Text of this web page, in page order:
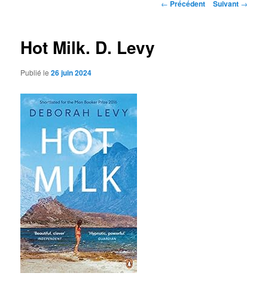
← Précédent Suivant →
Hot Milk. D. Levy
Publié le26 juin 2024